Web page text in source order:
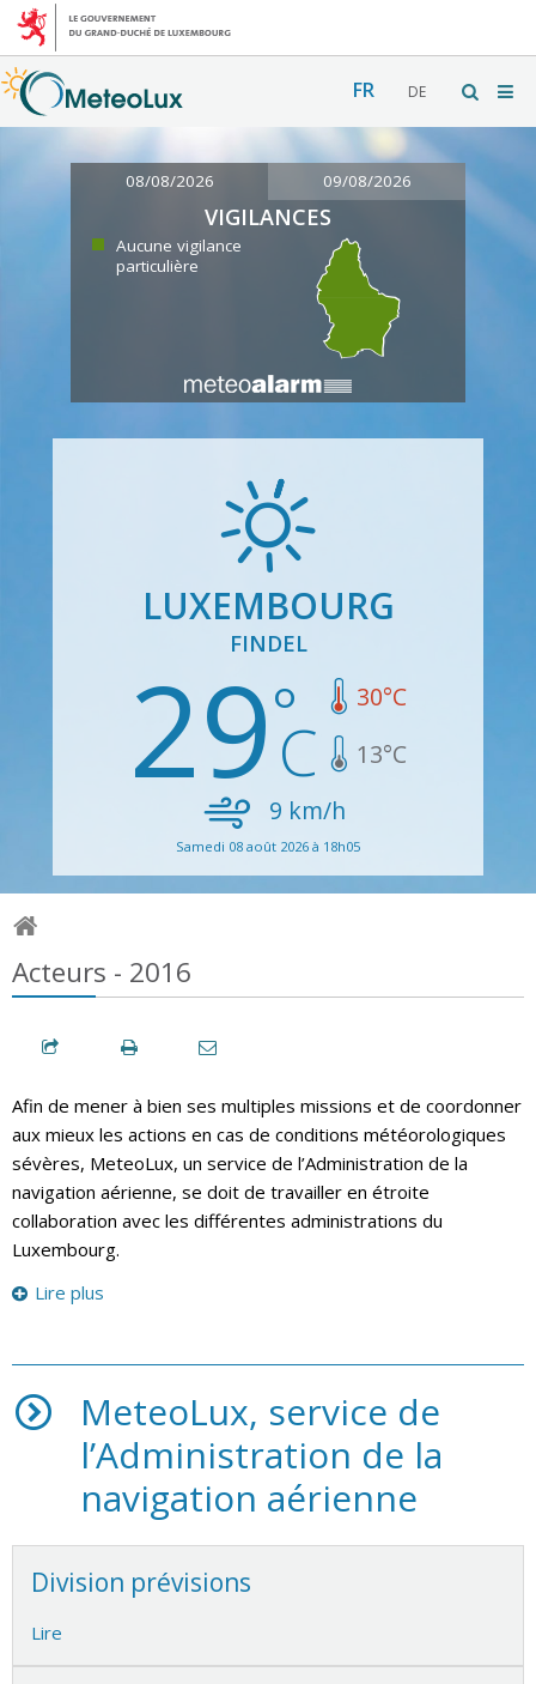
FR DE
08/08/2026 09/08/2026
VIGILANCES
Aucune vigilance
particulière
LUXEMBOURG
FINDEL
29 30°C
13°C
9 km/h
Samedi 08 août 2026 à 18h05
Acteurs - 2016
Afin de mener à bien ses multiples missions et de coordonner
aux mieux les actions en cas de conditions météorologiques
sévères, MeteoLux, un service de l’Administration de la
navigation aérienne, se doit de travailler en étroite
collaboration avec les différentes administrations du
Luxembourg.
Lire plus
MeteoLux, service de
l’Administration de la
navigation aérienne
Division prévisions
Lire